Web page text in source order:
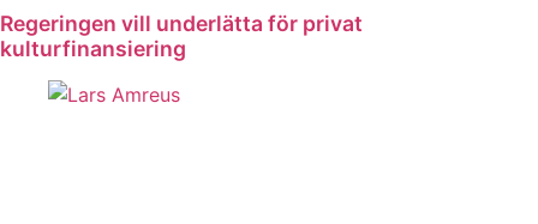
Regeringen vill underlätta för privat
kulturfinansiering